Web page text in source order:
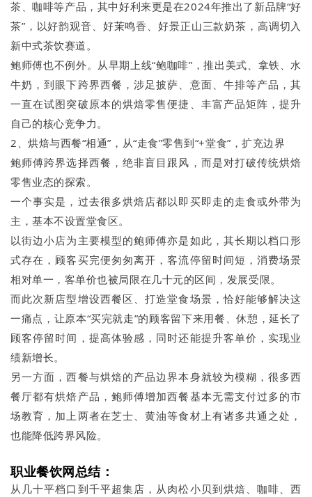
茶、咖啡等产品，其中好利来更是在2024年推出了新品牌“好
茶”，以好韵观音、好茉鸣香、好景正山三款奶茶，高调切入
新中式茶饮赛道。
鲍师傅也不例外。从早期上线“鲍咖啡”，推出美式、拿铁、水
牛奶，到眼下跨界西餐，涉足披萨、意面、牛排等产品，其
一直在试图突破原本的烘焙零售便捷、丰富产品矩阵，提升
自己的核心竞争力。
2、烘焙与西餐“相通”，从“走食”零售到“+堂食”，扩充边界
鲍师傅跨界选择西餐，绝非盲目跟风，而是对打破传统烘焙
零售业态的探索。
一个事实是，过去很多烘焙店都以即买即走的走食或外带为
主，基本不设置堂食区。
以街边小店为主要模型的鲍师傅亦是如此，其长期以档口形
式存在，顾客买完便匆匆离开，客流停留时间短，消费场景
相对单一，客单价也被局限在几十元的区间，发展受限。
而此次新店型增设西餐区、打造堂食场景，恰好能够解决这
一痛点，让原本“买完就走”的顾客留下来用餐、休憩，延长了
顾客停留时间，提高体验感，同时还能提升客单价，实现业
绩新增长。
另一方面，西餐与烘焙的产品边界本身就较为模糊，很多西
餐厅都有烘焙产品，鲍师傅增加西餐基本无需支付过多的市
场教育，加上两者在芝士、黄油等食材上有诸多共通之处，
也能降低跨界风险。
职业餐饮网总结：
从几十平档口到千平超集店，从肉松小贝到烘焙、咖啡、西